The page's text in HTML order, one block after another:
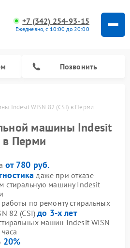
+7 (342) 254-93-15
Ежедневно, с 10:00 до 20:00
Позвонить
Indesit WISN 82 (CSI) в Перми
машины Indesit
в Перми
от 780 руб.
даже при отказе
стиральную машину Indesit
по ремонту стиральных
82 (CSI)до 3-х лет
машин Indesit WISN
20%